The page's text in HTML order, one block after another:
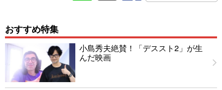
おすすめ特集
小島秀夫絶賛！「デススト2」が生
んだ映画